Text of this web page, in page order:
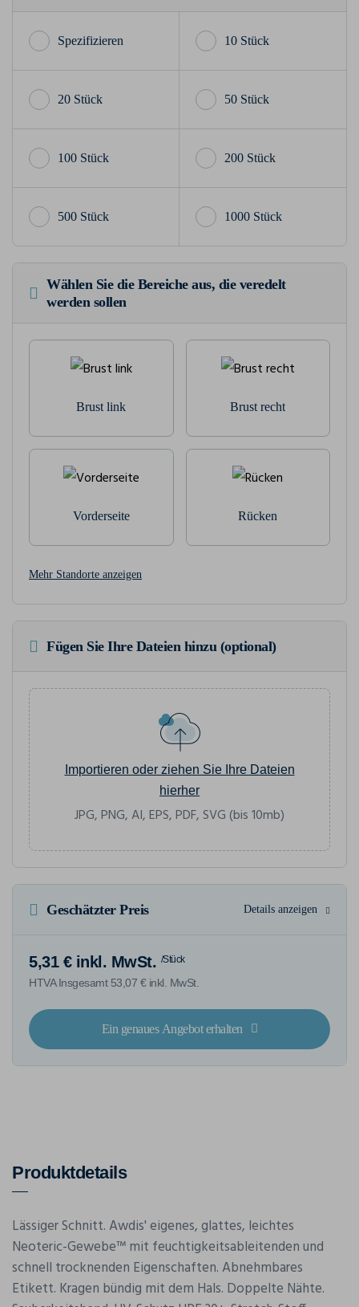
10 Stück
20 Stück 50 Stück
100 Stück 200 Stück
500 Stück 1000 Stück
Wählen Sie die Bereiche aus, die veredelt
werden sollen
Brust link Brust recht
Vorderseite Rücken
Mehr Standorte anzeigen
Fügen Sie Ihre Dateien hinzu (optional)
Importieren oder ziehen Sie Ihre Dateien
hierher
JPG, PNG, AI, EPS, PDF, SVG (bis 10mb)
Geschätzter Preis Details anzeigen
5,31 € inkl. MwSt. /Stück
HTVA Insgesamt 53,07 € inkl. MwSt.
Ein genaues Angebot erhalten
Produktdetails
Lässiger Schnitt. Awdis' eigenes, glattes, leichtes
Neoteric-Gewebe™ mit feuchtigkeitsableitenden und
schnell trocknenden Eigenschaften. Abnehmbares
Etikett. Kragen bündig mit dem Hals. Doppelte Nähte.